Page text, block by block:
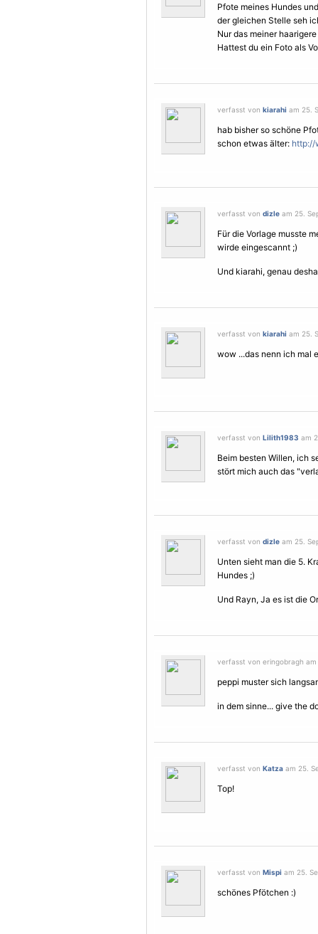
Pfote meines Hundes
der gleichen Stelle seh
Nur das meiner
Hattest du ein Foto als
verfasst von kiarahi am 25.
hab bisher so schöne
schon etwas älter: http://
verfasst von dizle am 25.
Für die Vorlage musste
wirde eingescannt ;)
Und kiarahi, genau
verfasst von kiarahi am 25.
wow ...das nenn ich mal
verfasst von Lilith1983 am
Beim besten Willen, ich
stört mich auch das
verfasst von dizle am 25.
Unten sieht man die 5.
Hundes ;)
Und Rayn, Ja es ist die
verfasst von eringobragh
peppi muster sich
in dem sinne... give the
verfasst von Katza am 25.
Top!
verfasst von Mispi am 25.
schönes Pfötchen :)